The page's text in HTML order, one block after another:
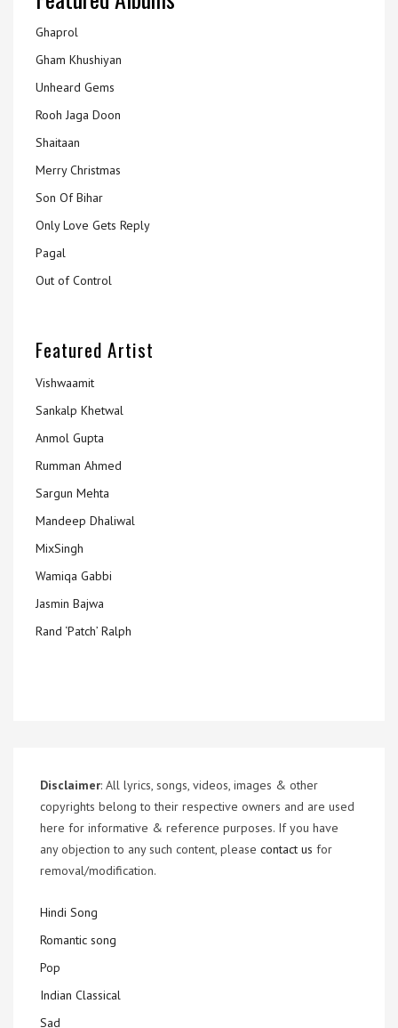
Ghaprol
Gham Khushiyan
Unheard Gems
Rooh Jaga Doon
Shaitaan
Merry Christmas
Son Of Bihar
Only Love Gets Reply
Pagal
Out of Control
Featured Artist
Vishwaamit
Sankalp Khetwal
Anmol Gupta
Rumman Ahmed
Sargun Mehta
Mandeep Dhaliwal
MixSingh
Wamiqa Gabbi
Jasmin Bajwa
Rand ‘Patch’ Ralph
Disclaimer: All lyrics, songs, videos, images & other
copyrights belong to their respective owners and are used
here for informative & reference purposes. If you have
any objection to any such content, please contact us for
removal/modification.
Hindi Song
Romantic song
Pop
Indian Classical
Sad